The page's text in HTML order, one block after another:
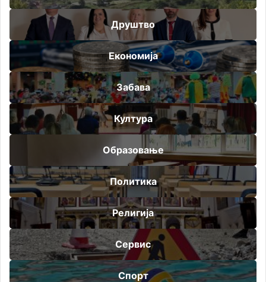
Друштво
Економија
Забава
Култура
Образовање
Политика
Религија
Сервис
Спорт